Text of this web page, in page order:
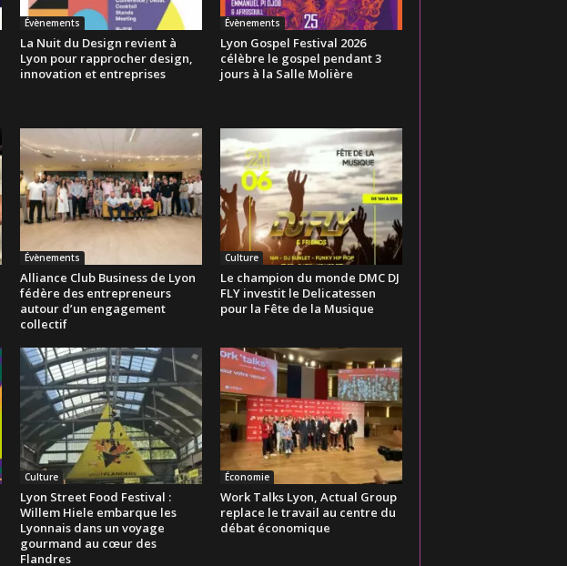
Évènements
La Nuit du Design revient à
Lyon pour rapprocher design,
innovation et entreprises
Évènements
Lyon Gospel Festival 2026
célèbre le gospel pendant 3
jours à la Salle Molière
Évènements
Alliance Club Business de Lyon
fédère des entrepreneurs
autour d’un engagement
collectif
Culture
Le champion du monde DMC DJ
FLY investit le Delicatessen
pour la Fête de la Musique
Culture
Lyon Street Food Festival :
Willem Hiele embarque les
Lyonnais dans un voyage
gourmand au cœur des
Flandres
Économie
Work Talks Lyon, Actual Group
replace le travail au centre du
débat économique